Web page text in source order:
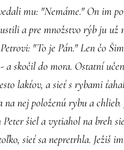
mu: "Nemáme." On im
a pre množstvo rýb ju
"To je Pán." Len čo
skočil do mora. Ostatní
lakťov, a sieť s rybami
nej položenú rybu a chlieb.
šiel a vytiahol na breh
sieť sa nepretrhla. Ježiš